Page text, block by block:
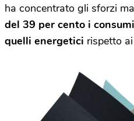
ha concentrato gli sforzi
del 39 per cento i
quelli energetici rispetto